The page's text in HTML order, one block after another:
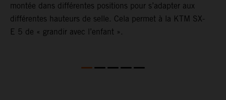
montée dans différentes positions pour s’adapter aux
différentes hauteurs de selle. Cela permet à la KTM SX-
E 5 de « grandir avec l’enfant ».